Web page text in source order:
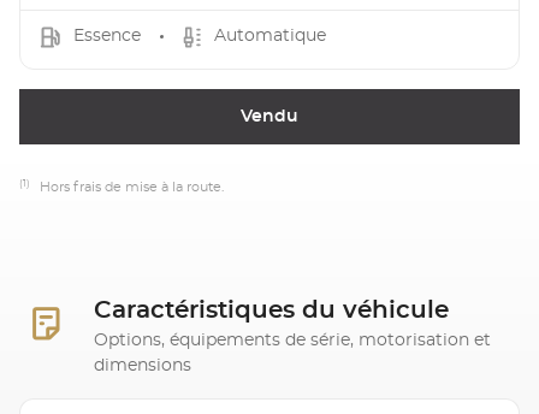
Essence Automatique
Vendu
(1) Hors frais de mise à la route.
Caractéristiques du véhicule
Options, équipements de série, motorisation et
dimensions